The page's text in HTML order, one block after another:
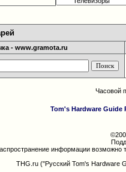
- www.gramota.ru
Часовой
Tom's Hardware Guide
информации возможно
THG.ru ("Русский Tom's Hardware